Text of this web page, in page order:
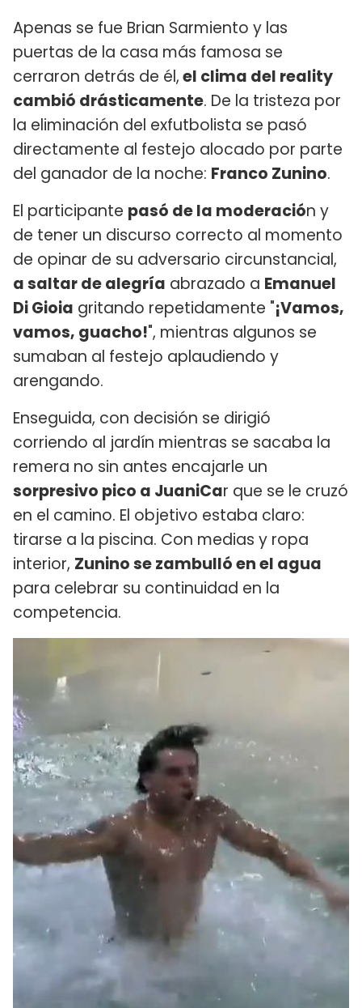
Apenas se fue Brian Sarmiento y las
puertas de la casa más famosa se
cerraron detrás de él,el clima del reality
cambió drásticamente. De la tristeza por
la eliminación del exfutbolista se pasó
directamente al festejo alocado por parte
del ganador de la noche: Franco Zunino.
El participante pasó de la moderación y
de tener un discurso correcto al momento
de opinar de su adversario circunstancial,
a saltar de alegría abrazado a Emanuel
Di Gioia gritando repetidamente "¡Vamos,
vamos, guacho!", mientras algunos se
sumaban al festejo aplaudiendo y
arengando.
Enseguida, con decisión se dirigió
corriendo al jardín mientras se sacaba la
remera no sin antes encajarle un
sorpresivo pico a JuaniCar que se le cruzó
en el camino. El objetivo estaba claro:
tirarse a la piscina. Con medias y ropa
interior, Zunino se zambulló en el agua
para celebrar su continuidad en la
competencia.